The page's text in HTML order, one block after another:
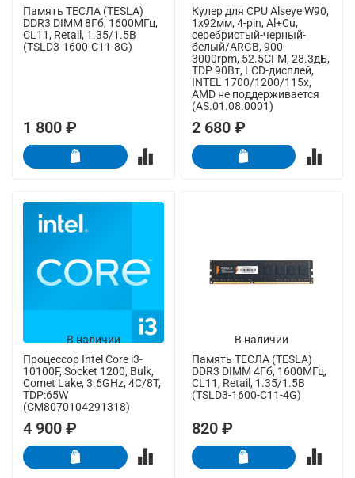
Память ТЕСЛА (TESLA)
DDR3 DIMM 8Гб, 1600МГц,
CL11, Retail, 1.35/1.5В
(TSLD3-1600-C11-8G)
1 800 ₽
Кулер для CPU Alseye W90,
1х92мм, 4-pin, Al+Cu,
серебристый-черный-
белый/ARGB, 900-
3000rpm, 52.5CFM, 28.3дБ,
TDP 90Вт, LCD-дисплей,
INTEL 1700/1200/115x,
AMD не поддерживается
(AS.01.08.0001)
2 680 ₽
В наличии
Процессор Intel Core i3-
10100F, Socket 1200, Bulk,
Comet Lake, 3.6GHz, 4C/8T,
TDP:65W
(CM8070104291318)
4 900 ₽
В наличии
Память ТЕСЛА (TESLA)
DDR3 DIMM 4Гб, 1600МГц,
CL11, Retail, 1.35/1.5В
(TSLD3-1600-C11-4G)
820 ₽